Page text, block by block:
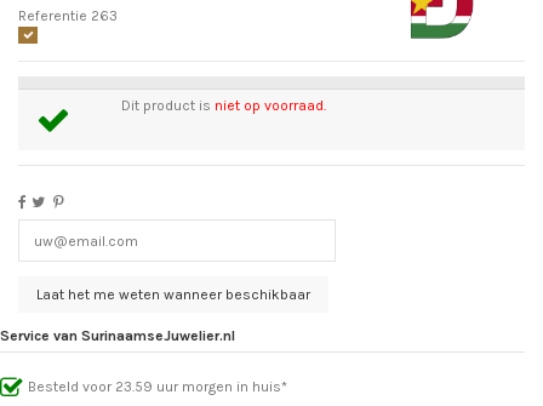
Referentie 263
Dit product is niet op voorraad.
Service van SurinaamseJuwelier.nl
Besteld voor 23.59 uur morgen in huis*